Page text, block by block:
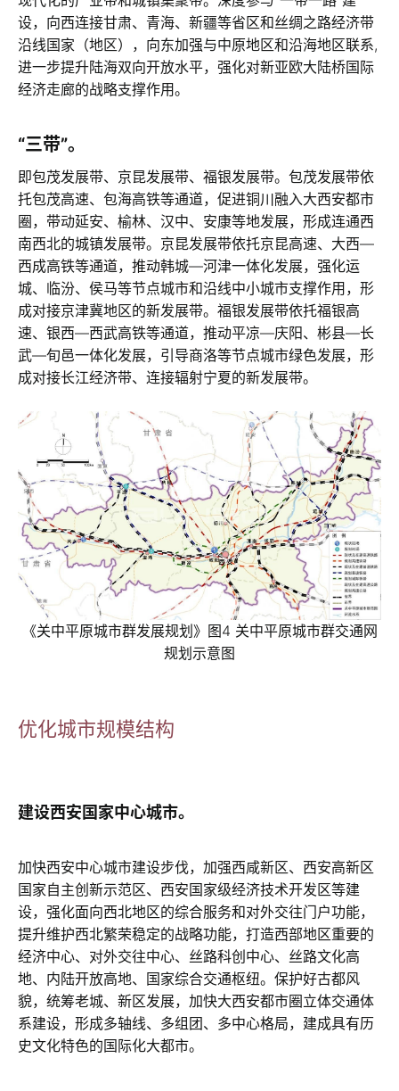
设，向西连接甘肃、青海、新疆等省区和丝绸之路经济带
沿线国家（地区），向东加强与中原地区和沿海地区联系,
进一步提升陆海双向开放水平，强化对新亚欧大陆桥国际
经济走廊的战略支撑作用。
“三带”。
即包茂发展带、京昆发展带、福银发展带。包茂发展带依
托包茂高速、包海高铁等通道，促进铜川融入大西安都市
圈，带动延安、榆林、汉中、安康等地发展，形成连通西
南西北的城镇发展带。京昆发展带依托京昆高速、大西—
西成高铁等通道，推动韩城—河津一体化发展，强化运
城、临汾、侯马等节点城市和沿线中小城市支撑作用，形
成对接京津冀地区的新发展带。福银发展带依托福银高
速、银西—西武高铁等通道，推动平凉—庆阳、彬县—长
武—旬邑一体化发展，引导商洛等节点城市绿色发展，形
成对接长江经济带、连接辐射宁夏的新发展带。
《关中平原城市群发展规划》图4 关中平原城市群交通网
规划示意图
优化城市规模结构
建设西安国家中心城市。
加快西安中心城市建设步伐，加强西咸新区、西安高新区
国家自主创新示范区、西安国家级经济技术开发区等建
设，强化面向西北地区的综合服务和对外交往门户功能，
提升维护西北繁荣稳定的战略功能，打造西部地区重要的
经济中心、对外交往中心、丝路科创中心、丝路文化高
地、内陆开放高地、国家综合交通枢纽。保护好古都风
貌，统筹老城、新区发展，加快大西安都市圈立体交通体
系建设，形成多轴线、多组团、多中心格局，建成具有历
史文化特色的国际化大都市。